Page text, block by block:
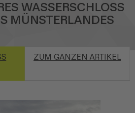
WASSERSCHLOSS
MÜNSTERLANDES
ZUM GANZEN ARTIKEL